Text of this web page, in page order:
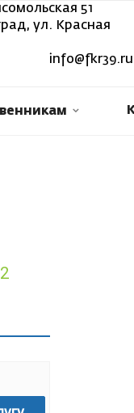
51
ул. Красная
info@fkr39.ru